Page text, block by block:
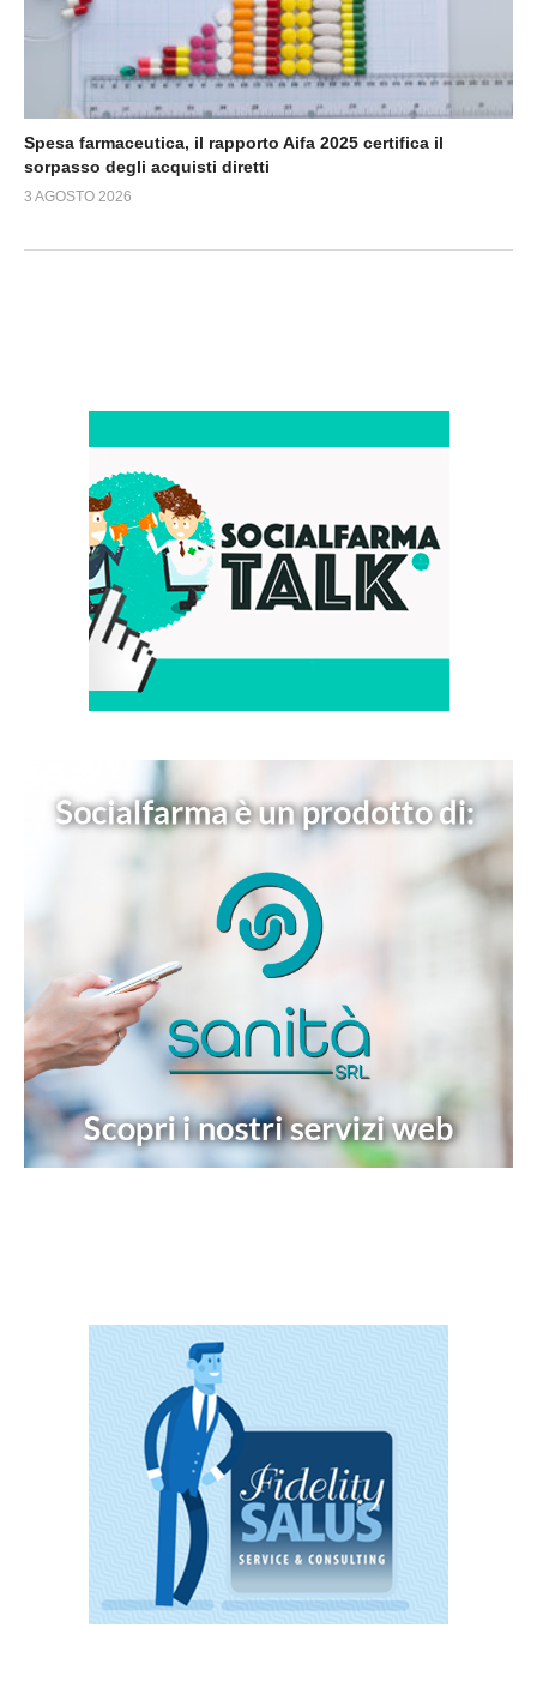
Spesa farmaceutica, il rapporto Aifa 2025 certifica il
sorpasso degli acquisti diretti
3 AGOSTO 2026